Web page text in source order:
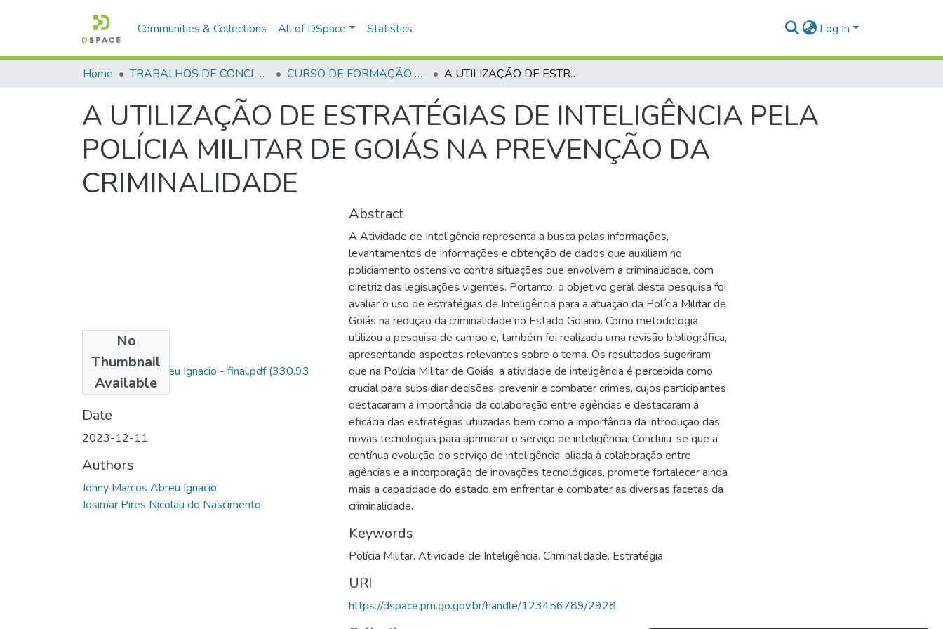
Communities & Collections All of DSpace Statistics Log In
Home TRABALHOS DE CONCLUSÃO DE CURSO - CFP (CURSO DE FORMAÇÃO DE PRAÇAS) CURSO DE FORMAÇÃO DE PRAÇAS - CFP - 2023 A UTILIZAÇÃO DE ESTRATÉGIAS DE INTELIGÊNCIA PELA POLÍCIA MILITAR DE GOIÁS NA PREVENÇÃO DA CRIMINALIDADE
A UTILIZAÇÃO DE ESTRATÉGIAS DE INTELIGÊNCIA PELA
POLÍCIA MILITAR DE GOIÁS NA PREVENÇÃO DA
CRIMINALIDADE
No
Thumbnail
Available
Johny Marcos Abreu Ignacio - final.pdf(330.93
KB)
Date
2023-12-11
Authors
Johny Marcos Abreu Ignacio
Josimar Pires Nicolau do Nascimento
Abstract
A Atividade de Inteligência representa a busca pelas informações,
levantamentos de informações e obtenção de dados que auxiliam no
policiamento ostensivo contra situações que envolvem a criminalidade, com
diretriz das legislações vigentes. Portanto, o objetivo geral desta pesquisa foi
avaliar o uso de estratégias de Inteligência para a atuação da Polícia Militar de
Goiás na redução da criminalidade no Estado Goiano. Como metodologia
utilizou a pesquisa de campo e, também foi realizada uma revisão bibliográfica,
apresentando aspectos relevantes sobre o tema. Os resultados sugeriram
que na Polícia Militar de Goiás, a atividade de inteligência é percebida como
crucial para subsidiar decisões, prevenir e combater crimes, cujos participantes
destacaram a importância da colaboração entre agências e destacaram a
eficácia das estratégias utilizadas bem como a importância da introdução das
novas tecnologias para aprimorar o serviço de inteligência. Concluiu-se que a
contínua evolução do serviço de inteligência, aliada à colaboração entre
agências e a incorporação de inovações tecnológicas, promete fortalecer ainda
mais a capacidade do estado em enfrentar e combater as diversas facetas da
criminalidade.
Keywords
Polícia Militar. Atividade de Inteligência. Criminalidade. Estratégia.
URI
https://dspace.pm.go.gov.br/handle/123456789/2928